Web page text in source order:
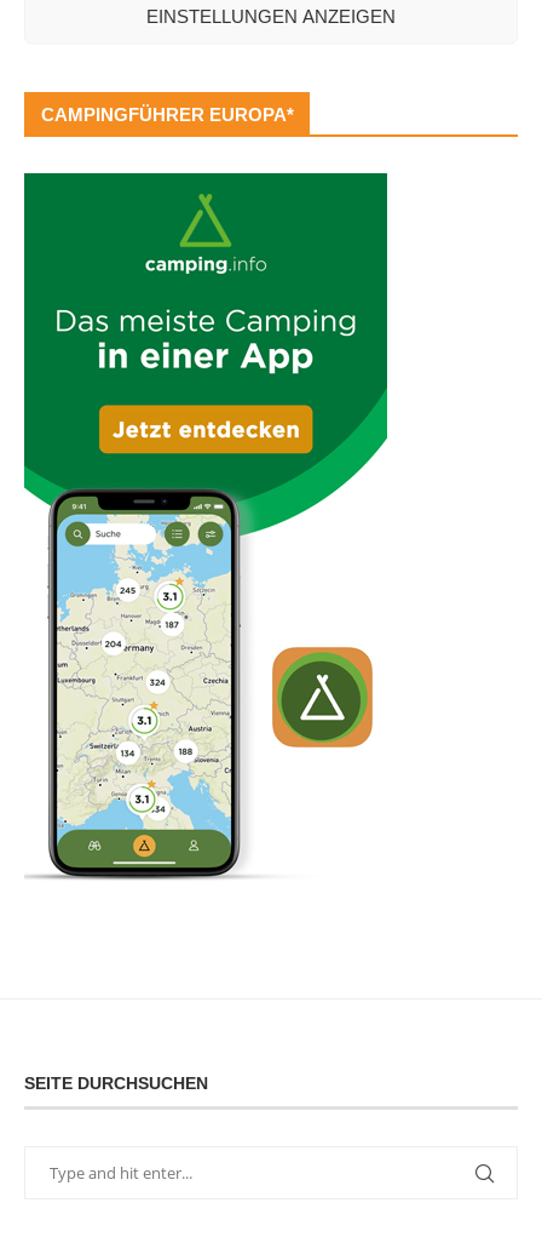
EINSTELLUNGEN ANZEIGEN
Buchung kommt, erhalten wir eine kleine Provision.
CAMPINGFÜHRER EUROPA*
SEITE DURCHSUCHEN